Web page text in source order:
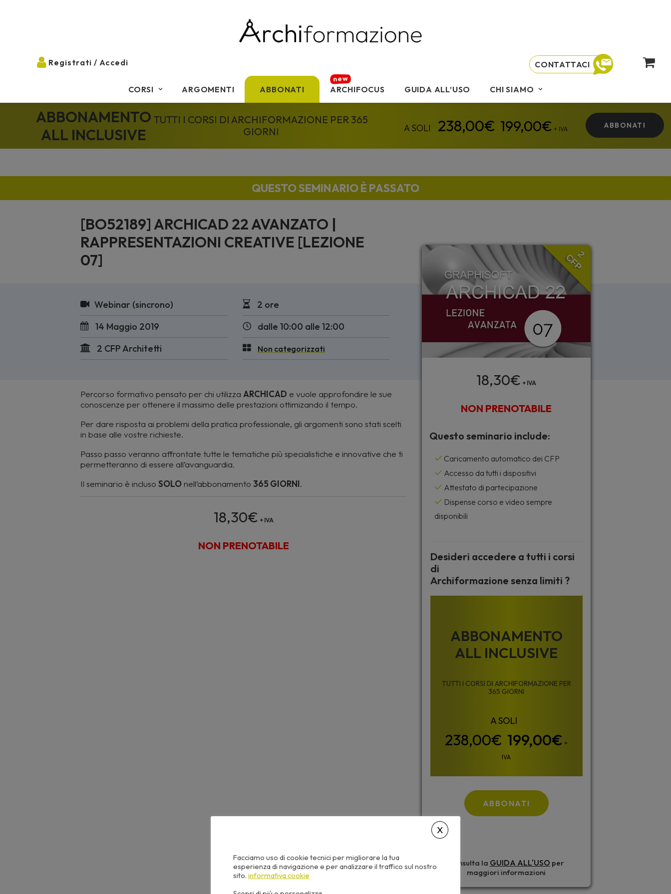
CORSI ARGOMENTI ABBONATI ARCHIFOCUS GUIDA ALL’USO CHI SIAMO
CONTATTACI
ABBONAMENTO
ALL INCLUSIVE
TUTTI I CORSI DI ARCHIFORMAZIONE PER 365
GIORNI
199,00€ + IVA ABBONATI
QUESTO SEMINARIO È PASSATO
[BO52189] ARCHICAD 22 AVANZATO |
RAPPRESENTAZIONI CREATIVE [LEZIONE
07]
Webinar (sincrono)
2 ore
14 Maggio 2019
dalle 10:00 alle 12:00
2 CFP Architetti
Non categorizzati
Percorso formativo pensato per chi utilizza ARCHICAD e vuole approfondire le sue
conoscenze per ottenere il massimo delle prestazioni ottimizando il tempo.
Per dare risposta ai problemi della pratica professionale, gli argomenti sono stati scelti
in base alle vostre richieste.
Passo passo veranno affrontate tutte le tematiche più specialistiche e innovative che ti
permetteranno di essere all’avanguardia.
Il seminario è incluso SOLO nell’abbonamento 365 GIORNI.
18,30€ + IVA
NON PRENOTABILE
2
CFP
18,30€ + IVA
NON PRENOTABILE
Questo seminario include:
Caricamento automatico dei CFP
Accesso da tutti i dispositivi
Attestato di partecipazione
Dispense corso e video sempre
disponibili
Desideri accedere a tutti i corsi
di
Archiformazione senza limiti ?
ABBONAMENTO
ALL INCLUSIVE
TUTTI I CORSI DI ARCHIFORMAZIONE PER
365 GIORNI
199,00€ +
IVA
ABBONATI
Consulta la GUIDA ALL'USO per
maggiori informazioni
Facciamo uso di cookie tecnici per migliorare la tua
esperienza di navigazione e per analizzare il traffico sul nostro
sito. informativa cookie